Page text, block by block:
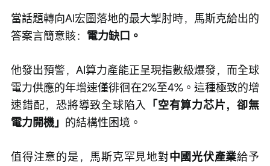
當話題轉向AI宏圖落地的最大掣肘時，馬斯克給出的
答案言簡意賅： 電力缺口。
他發出預警，AI算力產能正呈現指數級爆發，而全球
電力供應的年增速僅徘徊在2%至4%。這種極致的增
速錯配，恐將導致全球陷入 「空有算力芯片，卻無
電力開機」 的結構性困境。
值得注意的是，馬斯克罕見地對中國光伏產業給予